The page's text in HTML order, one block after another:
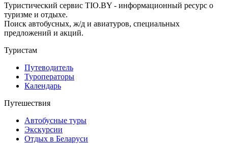
Туристический сервис TIO.BY - информационный ресурс о
туризме и отдыхе.
Поиск автобусных, ж/д и авиатуров, специальных
предложений и акций.
Туристам
Путеводитель
Туроператоры
Календарь
Путешествия
Автобусные туры
Экскурсии
Отдых в Беларуси